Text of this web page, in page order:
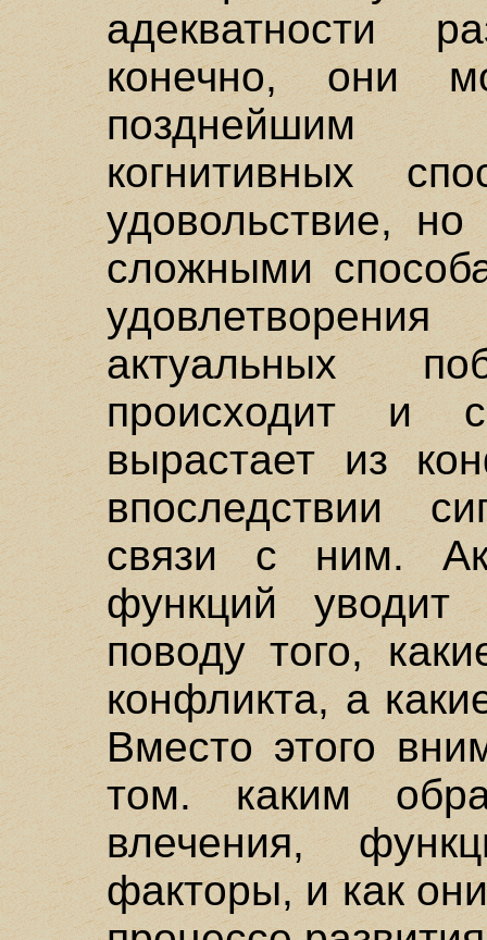
адекватности
конечно, они
позднейшим
когнитивных
удовольствие,
сложными
актуальных
происходит
вырастает из
впоследствии
связи с ним.
функций
поводу того,
конфликта, а
Вместо этого
том. каким
влечения,
факторы, и как